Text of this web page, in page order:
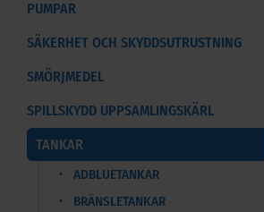
PUMPAR
SÄKERHET OCH SKYDDSUTRUSTNING
SMÖRJMEDEL
SPILLSKYDD UPPSAMLINGSKÄRL
TANKAR
ADBLUETANKAR
BRÄNSLETANKAR